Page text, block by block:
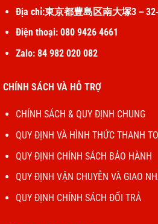
Địa chỉ:東京都豊島区南大塚3－
Điện thoại: 080 9426 4661
Zalo: 84 982 020 082
CHÍNH SÁCH VÀ HỖ TRỢ
CHÍNH SÁCH & QUY ĐỊNH CHUNG
QUY ĐỊNH VÀ HÌNH THỨC THANH
QUY ĐỊNH CHÍNH SÁCH BẢO HÀNH
QUY ĐỊNH VẬN CHUYỄN VÀ GIAO
QUY ĐỊNH CHÍNH SÁCH ĐỔI TRẢ